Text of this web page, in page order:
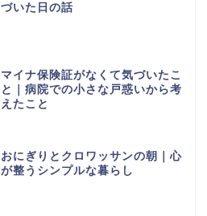
づいた日の話
マイナ保険証がなくて気づいたこ
と｜病院での小さな戸惑いから考
えたこと
おにぎりとクロワッサンの朝｜心
が整うシンプルな暮らし